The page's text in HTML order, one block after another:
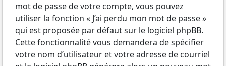
mot de passe de votre compte, vous pouvez
utiliser la fonction « J’ai perdu mon mot de passe »
qui est proposée par défaut sur le logiciel phpBB.
Cette fonctionnalité vous demandera de spécifier
votre nom d’utilisateur et votre adresse de courriel